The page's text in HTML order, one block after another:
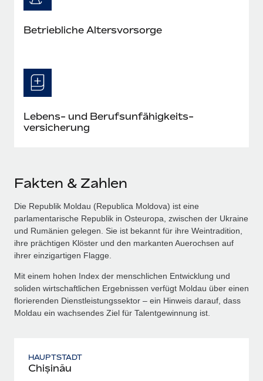
Betriebliche Altersvorsorge
Lebens- und Berufs­unfähig­keits­
versicherung
Fakten & Zahlen
Die Republik Moldau (Republica Moldova) ist eine
parlamentarische Republik in Osteuropa, zwischen der Ukraine
und Rumänien gelegen. Sie ist bekannt für ihre Weintradition,
ihre prächtigen Klöster und den markanten Auerochsen auf
ihrer einzigartigen Flagge.
Mit einem hohen Index der menschlichen Entwicklung und
soliden wirtschaftlichen Ergebnissen verfügt Moldau über einen
florierenden Dienstleistungssektor – ein Hinweis darauf, dass
Moldau ein wachsendes Ziel für Talentgewinnung ist.
HAUPTSTADT
Chișinău